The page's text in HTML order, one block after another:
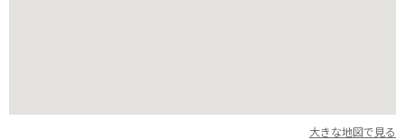
大きな地図で見る